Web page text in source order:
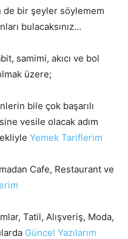
de bir şeyler söylemem
bulacaksınız…
samimi, akıcı ve bol
üzere;
bile çok başarılı
vesile olacak adım
Yemek Tariflerim
Cafe, Restaurant ve
Tatil, Alışveriş, Moda,
Güncel Yazılarım